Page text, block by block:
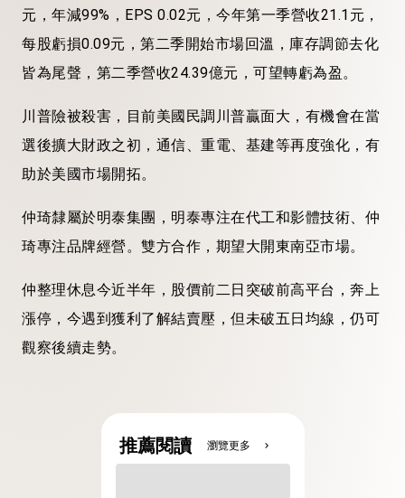
元，年減99%，EPS 0.02元，今年第一季營收21.1元，
每股虧損0.09元，第二季開始市場回溫，庫存調節去化
皆為尾聲，第二季營收24.39億元，可望轉虧為盈。
川普險被殺害，目前美國民調川普贏面大，有機會在當
選後擴大財政之初，通信、重電、基建等再度強化，有
助於美國市場開拓。
仲琦隸屬於明泰集團，明泰專注在代工和影體技術、仲
琦專注品牌經營。雙方合作，期望大開東南亞市場。
仲整理休息今近半年，股價前二日突破前高平台，奔上
漲停，今遇到獲利了解結賣壓，但未破五日均線，仍可
觀察後續走勢。
推薦閱讀 瀏覽更多 chevron_right